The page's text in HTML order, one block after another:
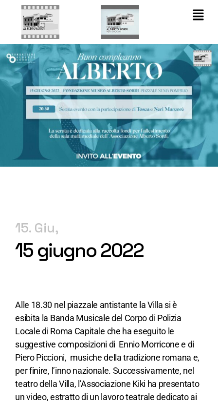
15. Giu
15 giugno 2022
Alle 18.30 nel piazzale antistante la Villa si è
esibita la Banda Musicale del Corpo di Polizia
Locale di Roma Capitale che ha eseguito le
suggestive composizioni di Ennio Morricone e di
Piero Piccioni, musiche della tradizione romana e,
per finire, l’inno nazionale. Successivamente, nel
teatro della Villa, l’Associazione Kiki ha presentato
un video, estratto di un lavoro teatrale dedicato ai